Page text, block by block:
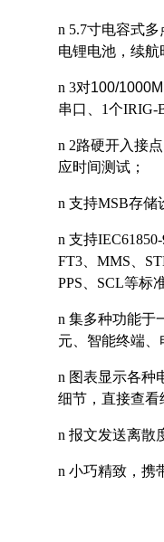
n 5.7寸电容式多
电锂电池，续航
n 3对100/
串口、1个IRIG-
n 2路硬开入接
应时间
n 支持ΜSB存储
n 支持
FT3、MMS、
PPS、SCL等标
n 集多种功能于
元、智能终端、
n 图表显示各种
细节，直接查看
n 报文发送离散
n 小巧精致，携